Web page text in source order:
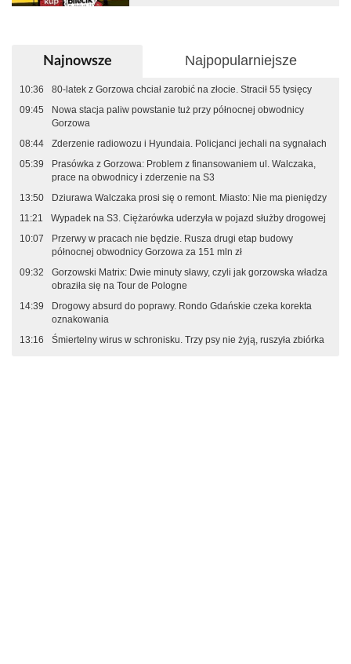
Najnowsze Najpopularniejsze
10:36
80-latek z Gorzowa chciał zarobić na złocie. Stracił 55 tysięcy
09:45
Nowa stacja paliw powstanie tuż przy północnej obwodnicy
Gorzowa
08:44
Zderzenie radiowozu i Hyundaia. Policjanci jechali na sygnałach
05:39
Prasówka z Gorzowa: Problem z finansowaniem ul. Walczaka,
prace na obwodnicy i zderzenie na S3
13:50
Dziurawa Walczaka prosi się o remont. Miasto: Nie ma pieniędzy
11:21
Wypadek na S3. Ciężarówka uderzyła w pojazd służby drogowej
10:07
Przerwy w pracach nie będzie. Rusza drugi etap budowy
północnej obwodnicy Gorzowa za 151 mln zł
09:32
Gorzowski Matrix: Dwie minuty sławy, czyli jak gorzowska władza
obraziła się na Tour de Pologne
14:39
Drogowy absurd do poprawy. Rondo Gdańskie czeka korekta
oznakowania
13:16
Śmiertelny wirus w schronisku. Trzy psy nie żyją, ruszyła zbiórka